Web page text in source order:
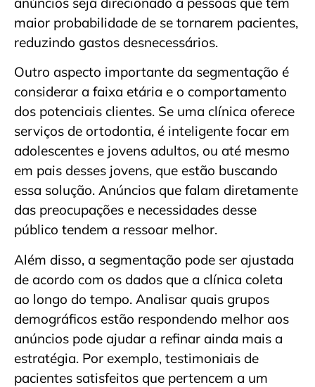
maior probabilidade de se tornarem pacientes,
reduzindo gastos desnecessários.
Outro aspecto importante da segmentação é
considerar a faixa etária e o comportamento
dos potenciais clientes. Se uma clínica oferece
serviços de ortodontia, é inteligente focar em
adolescentes e jovens adultos, ou até mesmo
em pais desses jovens, que estão buscando
essa solução. Anúncios que falam diretamente
das preocupações e necessidades desse
público tendem a ressoar melhor.
Além disso, a segmentação pode ser ajustada
de acordo com os dados que a clínica coleta
ao longo do tempo. Analisar quais grupos
demográficos estão respondendo melhor aos
anúncios pode ajudar a refinar ainda mais a
estratégia. Por exemplo, testimoniais de
pacientes satisfeitos que pertencem a um